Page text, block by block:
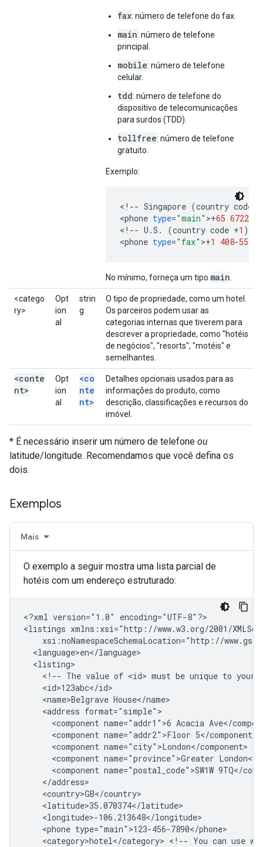
fax: número de telefone do fax.
main: número de telefone
principal.
mobile: número de telefone
celular.
tdd: número de telefone do
dispositivo de telecomunicações
para surdos (TDD).
tollfree: número de telefone
gratuito.
Exemplo:
< ! -- Singapore (country code
<phone type="main" >+65 6722
< ! -- U .S . (country code +1 )
<phone type="fax" >+1 408-555
No mínimo, forneça um tipo main
<catego
ry>
Opt
ion
al
strin
g
O tipo de propriedade, como um hotel.
Os parceiros podem usar as
categorias internas que tiverem para
descrever a propriedade, como "hotéis
de negócios", "resorts", "motéis" e
semelhantes.
<conte
nt>
Opt
ion
al
<co
nte
nt>
Detalhes opcionais usados para as
informações do produto, como
descrição, classificações e recursos do
imóvel.
* É necessário inserir um número de telefone ou
latitude/longitude. Recomendamos que você defina os
dois.
Exemplos
Mais
O exemplo a seguir mostra uma lista parcial de
hotéis com um endereço estruturado:
<?xml version="1.0"
encoding="UTF-8"?>
<listings
<!-- The value of <id> must be unique to your
<name>Belgrave
<address
<component name="addr1">6 Acacia
<component name="addr2">Floor
<component
<component name="province">Greater
<component name="postal_code">SW1W
<phone
<category>hotel</category> <!-- You can use